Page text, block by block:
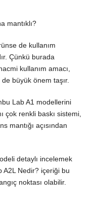
mantıklı?
de kullanım
Çünkü burada
kullanım amacı,
büyük önem taşır.
Lab A1 modellerini
çok renkli baskı sistemi,
mantığı açısından
detaylı incelemek
A2L Nedir? içeriği bu
noktası olabilir.